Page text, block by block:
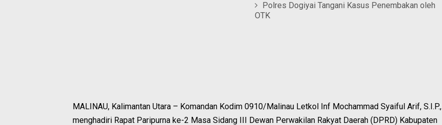
Polres Dogiyai Tangani Kasus Penembakan oleh
OTK
MALINAU, Kalimantan Utara – Komandan Kodim 0910/Malinau Letkol Inf Mochammad Syaiful Arif, S.I.P.,
menghadiri Rapat Paripurna ke-2 Masa Sidang III Dewan Perwakilan Rakyat Daerah (DPRD) Kabupaten